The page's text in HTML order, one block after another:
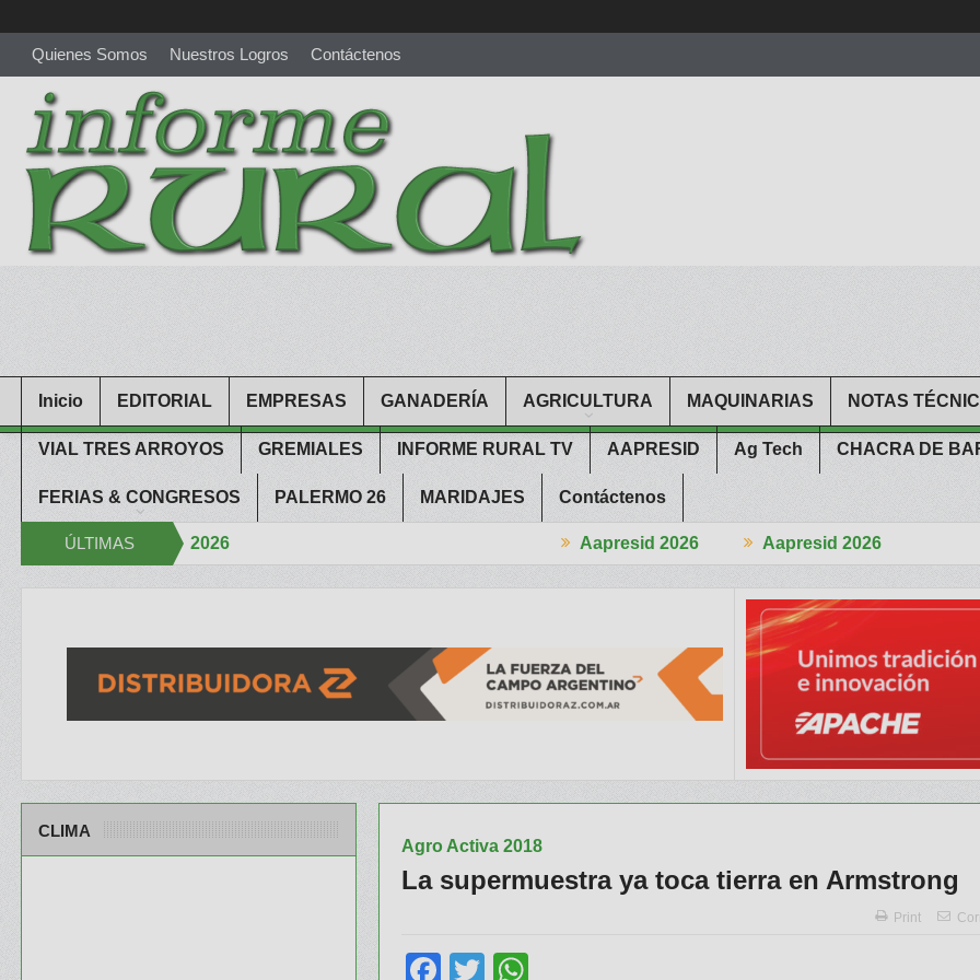
Quienes Somos Nuestros Logros Contáctenos
richardmillereplica is also available with delicate watches for women.patekphilippe.to
Inicio EDITORIAL EMPRESAS GANADERÍA AGRICULTURA MAQUINARIAS NOTAS
VIAL TRES ARROYOS GREMIALES INFORME RURAL TV AAPRESID Ag Tech CHACRA DE
FERIAS & CONGRESOS PALERMO 26 MARIDAJES Contáctenos
ÚLTIMAS
2026 Aapresid 2026 Aapresid 2026
Agro Activa 2018
La supermuestra ya toca tierra en Armstrong
Print
Facebook
Twitter
CLIMA